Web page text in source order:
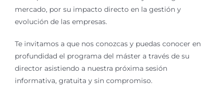
mercado, por su impacto directo en la gestión y
evolución de las empresas.
Te invitamos a que nos conozcas y puedas conocer en
profundidad el programa del máster a través de su
director asistiendo a nuestra próxima sesión
informativa, gratuita y sin compromiso.